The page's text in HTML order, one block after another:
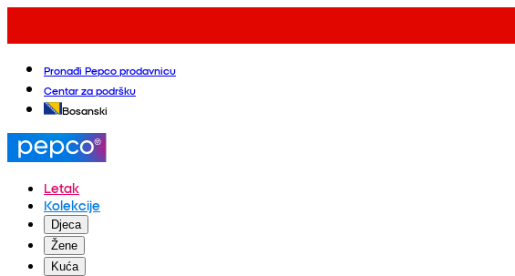
Pronađi Pepco prodavnicu
Centar za podršku
Bosanski
Letak
Kolekcije
Djeca
Žene
Kuća